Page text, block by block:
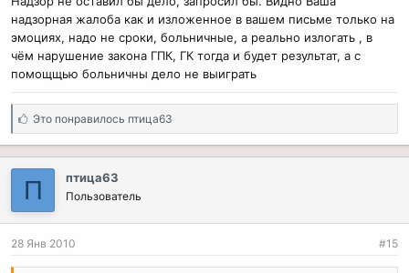
надзорная жалоба как и изложенное в вашем письме только на
эмоциях, надо не сроки, больничные, а реально излогать , в
чём нарушение закона ГПК, ГК тогда и будет результат, а с
помощщью больничны дело не выиграть
С
и
п
а
и
и
Это понравилось птица63
П птица63
Пользователь
28 Янв 2010 #15